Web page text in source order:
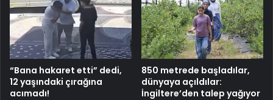
“Bana hakaret etti” dedi,
12 yaşındaki çırağına
acımadı!
850 metrede başladılar,
dünyaya açıldılar:
İngiltere’den talep yağıyor